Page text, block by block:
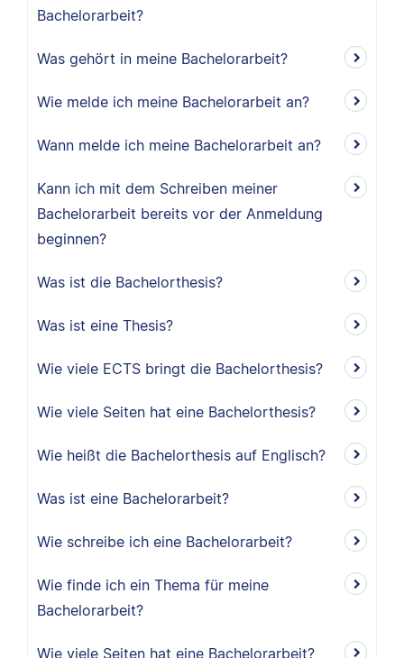
Bachelorarbeit?
Was gehört in meine Bachelorarbeit?
Wie melde ich meine Bachelorarbeit an?
Wann melde ich meine Bachelorarbeit an?
Kann ich mit dem Schreiben meiner
Bachelorarbeit bereits vor der Anmeldung
beginnen?
Was ist die Bachelorthesis?
Was ist eine Thesis?
Wie viele ECTS bringt die Bachelorthesis?
Wie viele Seiten hat eine Bachelorthesis?
Wie heißt die Bachelorthesis auf Englisch?
Was ist eine Bachelorarbeit?
Wie schreibe ich eine Bachelorarbeit?
Wie finde ich ein Thema für meine
Bachelorarbeit?
Wie viele Seiten hat eine Bachelorarbeit?